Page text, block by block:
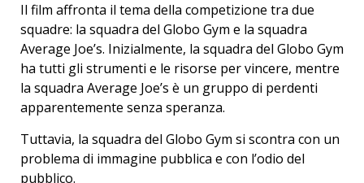
Il film affronta il tema della competizione tra due
squadre: la squadra del Globo Gym e la squadra
Average Joe’s. Inizialmente, la squadra del Globo Gym
ha tutti gli strumenti e le risorse per vincere, mentre
la squadra Average Joe’s è un gruppo di perdenti
apparentemente senza speranza.
Tuttavia, la squadra del Globo Gym si scontra con un
problema di immagine pubblica e con l’odio del
pubblico.